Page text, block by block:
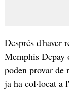
Després d'haver
Memphis Depay
poden provar de
ja ha col·locat a